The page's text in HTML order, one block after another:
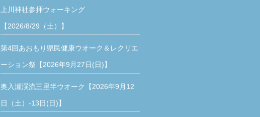
上川神社参拝ウォーキング
【2026/8/29（土）】
第4回あおもり県民健康ウオーク＆レクリエ
ーション祭【2026年9月27日(日)】
奥入瀬渓流三里半ウオーク【2026年9月12
日（土）-13日(日)】